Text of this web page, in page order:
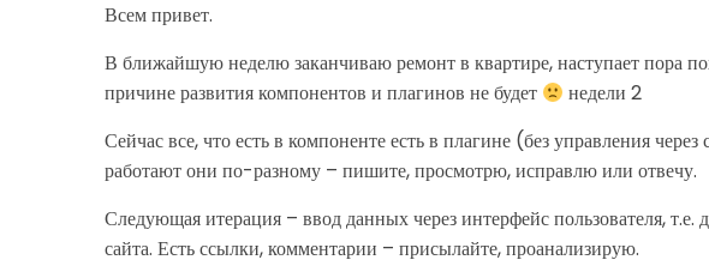
Всем привет.
В ближайшую неделю заканчиваю ремонт в квартире, наступает пора
причине развития компонентов и плагинов не будет
недели 2
Сейчас все, что есть в компоненте есть в плагине (без управления
работают они по-разному – пишите, просмотрю, исправлю или отвечу.
Следующая итерация – ввод данных через интерфейс пользователя, т.е.
сайта. Есть ссылки, комментарии – присылайте, проанализирую.